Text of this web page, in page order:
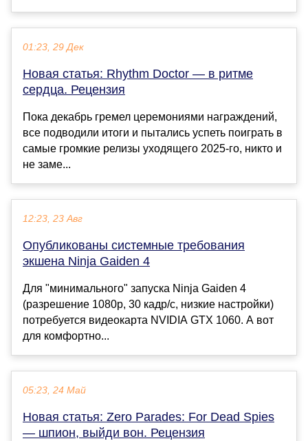
01:23, 29 Дек
Новая статья: Rhythm Doctor — в ритме
сердца. Рецензия
Пока декабрь гремел церемониями награждений,
все подводили итоги и пытались успеть поиграть в
самые громкие релизы уходящего 2025-го, никто и
не заме...
12:23, 23 Авг
Опубликованы системные требования
экшена Ninja Gaiden 4
Для "минимального" запуска Ninja Gaiden 4
(разрешение 1080p, 30 кадр/с, низкие настройки)
потребуется видеокарта NVIDIA GTX 1060. А вот
для комфортно...
05:23, 24 Май
Новая статья: Zero Parades: For Dead Spies
— шпион, выйди вон. Рецензия